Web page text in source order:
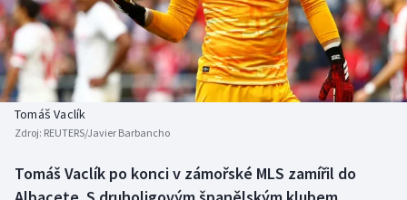
Americký fotbal
Baseball a softbal
Basketbal
Biatlon
Boby a skeleton
NEPŘEHLÉDNĚTE
Soutěže
Historické návraty
Aplikace ČT sport
AZ kvíz
Tomáš Vaclík
Zdroj: REUTERS/Javier Barbancho
Tomáš Vaclík po konci v zámořské MLS zamířil do